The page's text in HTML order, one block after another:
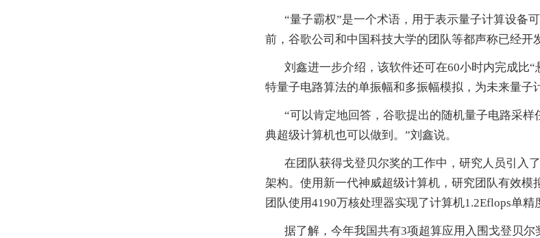
“量子霸权”是一个术语，用于表示量子计算设备
前，谷歌公司和中国科技大学的团队等都声称已经开
刘鑫进一步介绍，该软件还可在60小时内完成比
特量子电路算法的单振幅和多振幅模拟，为未来量子
“可以肯定地回答，谷歌提出的随机量子电路采
典超级计算机也可以做到。”刘鑫说。
在团队获得戈登贝尔奖的工作中，研究人员引入
架构。使用新一代神威超级计算机，研究团队有效
团队使用4190万核处理器实现了计算机1.2Eflops单精
据了解，今年我国共有3项超算应用入围戈登贝